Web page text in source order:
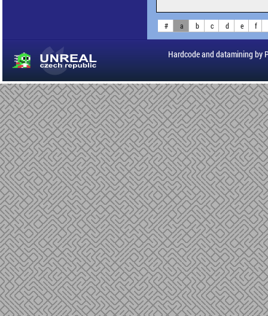
# a b c d e f
Hardcode and datamining by